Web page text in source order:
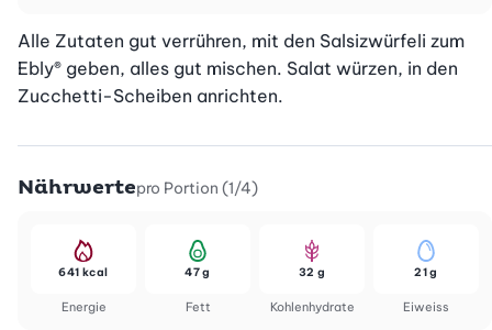
Alle Zutaten gut verrühren, mit den Salsizwürfeli zum
Ebly® geben, alles gut mischen. Salat würzen, in den
Zucchetti-Scheiben anrichten.
Nährwertepro Portion (1/4)
Energie
641 kcal
Fett
47 g
Kohlenhydrate
32 g
Eiweiss
21 g